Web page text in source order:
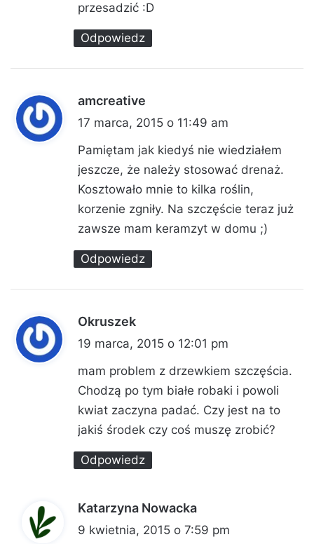
przesadzić :D
Odpowiedz
amcreative
i
s
z
e
:
17 marca, 2015 o 11:49 am
Pamiętam jak kiedyś nie wiedziałem
jeszcze, że należy stosować drenaż.
Kosztowało mnie to kilka roślin,
korzenie zgniły. Na szczęście teraz już
zawsze mam keramzyt w domu ;)
Odpowiedz
Okruszek
i
s
e
:
19 marca, 2015 o 12:01 pm
mam problem z drzewkiem szczęścia.
Chodzą po tym białe robaki i powoli
kwiat zaczyna padać. Czy jest na to
jakiś środek czy coś muszę zrobić?
Odpowiedz
Katarzyna Nowacka
i
9 kwietnia, 2015 o 7:59 pm